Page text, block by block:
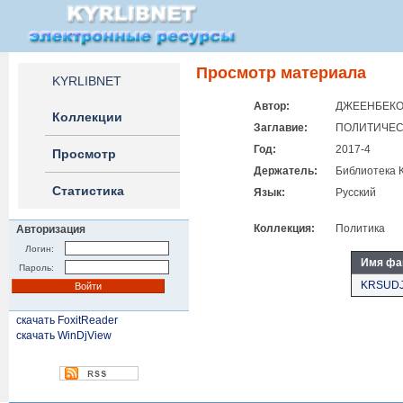
KYRLIBNET
Коллекции
Просмотр
Статистика
Авторизация
Логин:
Пароль:
скачать FoxitReader
скачать WinDjView
Просмотр материала
Автор:
Заглавие:
Год:
2017-4
Держатель:
Библиотека
Язык:
Русский
Коллекция: Политика
Имя